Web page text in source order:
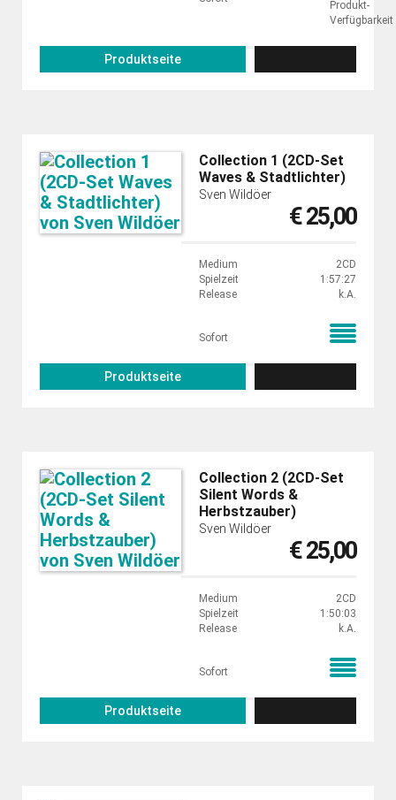
Produktseite
Collection 1 (2CD-Set
Waves & Stadtlichter)
Sven Wildöer
€ 25,00
Medium
2CD
Spielzeit
1:57:27
Release
k.A.
Sofort
Produktseite
Collection 2 (2CD-Set
Silent Words &
Herbstzauber)
Sven Wildöer
€ 25,00
Medium
2CD
Spielzeit
1:50:03
Release
k.A.
Sofort
Produktseite